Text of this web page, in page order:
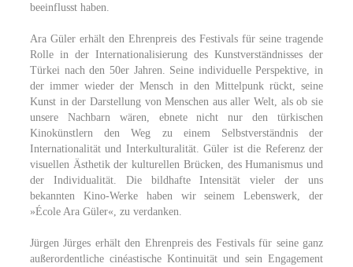
beeinflusst haben.
Ara Güler erhält den Ehrenpreis des Festivals für seine tragende
Rolle in der Internationalisierung des Kunstverständnisses der
Türkei nach den 50er Jahren. Seine individuelle Perspektive, in
der immer wieder der Mensch in den Mittelpunk rückt, seine
Kunst in der Darstellung von Menschen aus aller Welt, als ob sie
unsere Nachbarn wären, ebnete nicht nur den türkischen
Kinokünstlern den Weg zu einem Selbstverständnis der
Internationalität und Interkulturalität. Güler ist die Referenz der
visuellen Ästhetik der kulturellen Brücken, des Humanismus und
der Individualität. Die bildhafte Intensität vieler der uns
bekannten Kino-Werke haben wir seinem Lebenswerk, der
»École Ara Güler«, zu verdanken.
Jürgen Jürges erhält den Ehrenpreis des Festivals für seine ganz
außerordentliche cinéastische Kontinuität und sein Engagement